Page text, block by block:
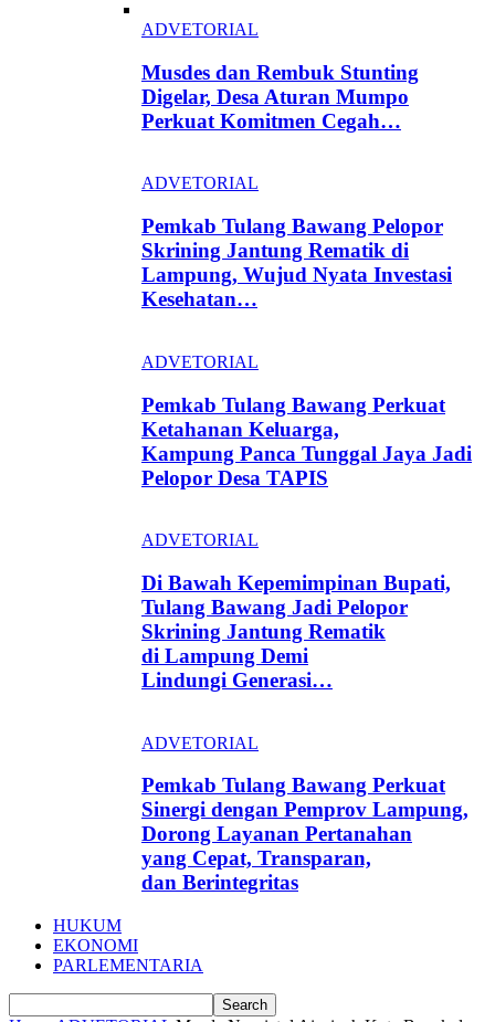
ADVETORIAL
Musdes dan Rembuk Stunting
Digelar, Desa Aturan Mumpo
Perkuat Komitmen Cegah…
ADVETORIAL
Pemkab Tulang Bawang Pelopor
Skrining Jantung Rematik di
Lampung, Wujud Nyata Investasi
Kesehatan…
ADVETORIAL
Pemkab Tulang Bawang Perkuat
Ketahanan Keluarga,
Kampung Panca Tunggal Jaya Jadi
Pelopor Desa TAPIS
ADVETORIAL
Di Bawah Kepemimpinan Bupati,
Tulang Bawang Jadi Pelopor
Skrining Jantung Rematik
di Lampung Demi
Lindungi Generasi…
ADVETORIAL
Pemkab Tulang Bawang Perkuat
Sinergi dengan Pemprov Lampung,
Dorong Layanan Pertanahan
yang Cepat, Transparan,
dan Berintegritas
HUKUM
EKONOMI
PARLEMENTARIA